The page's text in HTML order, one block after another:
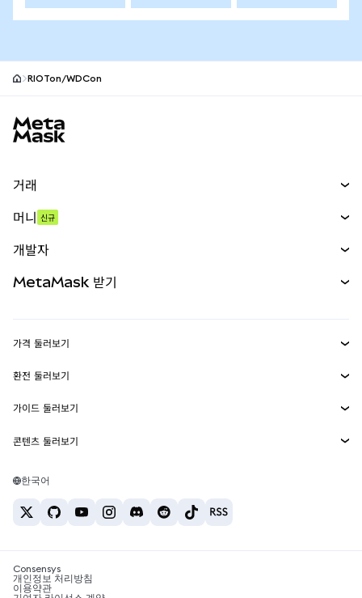
RIOTon/WDCon
거래
무기한 선물
실물자산
머니 신규
개발자
MetaMask Connect
Snaps
웹3 서비스
MetaMask 받기
보안
고객 지원
채용
가격 둘러보기
이더리움 가격
솔라나 가격
테더 가격
환전 둘러보기
ETH를 USD로 환전
USDT를 INR로 환전
BTC를 INR로 환전
ETH를 USDT로 환전
가이드 둘러보기
ETH 매수
USDT 매수
SHIB 매수
BNB 매수
콘텐츠 둘러보기
솔라나 지갑
암호화폐 세금 뉴스
한국어
Consensys
개인정보 처리방침
이용약관